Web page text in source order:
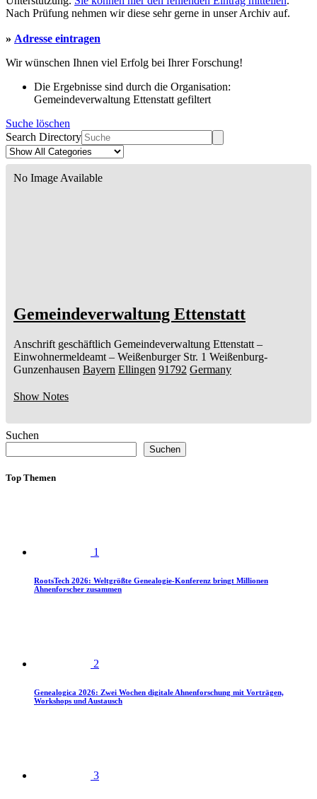
Nach Prüfung nehmen wir diese sehr gerne in unser Archiv auf.
» Adresse eintragen
Wir wünschen Ihnen viel Erfolg bei Ihrer Forschung!
Die Ergebnisse sind durch die Organisation:
Gemeindeverwaltung Ettenstatt gefiltert
Suche löschen
Search Directory
No Image Available
Gemeindeverwaltung Ettenstatt
Anschrift geschäftlich Gemeindeverwaltung Ettenstatt –
Einwohnermeldeamt – Weißenburger Str. 1 Weißenburg-
Gunzenhausen Bayern Ellingen 91792 Germany
Show Notes
Suchen
Suchen
Top Themen
1
RootsTech 2026: Weltgrößte Genealogie-Konferenz bringt Millionen
Ahnenforscher zusammen
2
Genealogica 2026: Zwei Wochen digitale Ahnenforschung mit Vorträgen,
Workshops und Austausch
3